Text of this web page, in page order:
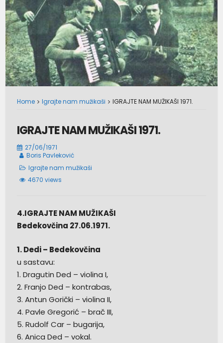
Home Igrajte nam mužikaši IGRAJTE NAM MUŽIKAŠI 1971.
IGRAJTE NAM MUŽIKAŠI 1971.
27/06/1971
Boris Pavleković
Igrajte nam mužikaši
4670 views
4.IGRAJTE NAM MUŽIKAŠI
Bedekovčina 27.06.1971.
1. Dedi – Bedekovčina
u sastavu:
1. Dragutin Ded – violina I,
2. Franjo Ded – kontrabas,
3. Antun Gorički – violina II,
4. Pavle Gregorić – brač III,
5. Rudolf Car – bugarija,
6. Anica Ded – vokal.